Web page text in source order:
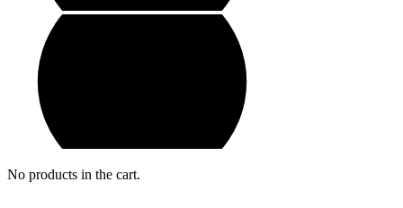
No products in the cart.